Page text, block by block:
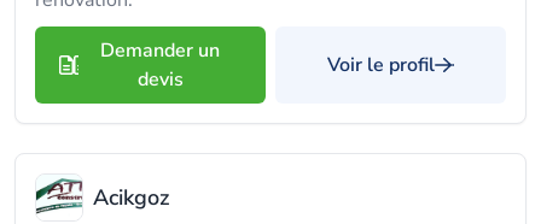
Demander un
devis
Voir le profil
Acikgoz